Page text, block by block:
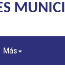
Más